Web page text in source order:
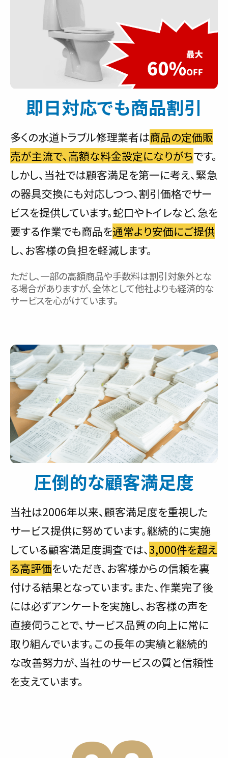
即日対応でも商品割引
多くの水道トラブル修理業者は商品の定価販
売が主流で、高額な料金設定になりがちです。
しかし、当社では顧客満足を第一に考え、緊急
の器具交換にも対応しつつ、割引価格でサー
ビスを提供しています。蛇口やトイレなど、急を
要する作業でも商品を通常より安価にご提供
し、お客様の負担を軽減します。
ただし、一部の高額商品や手数料は割引対象外とな
る場合がありますが、全体として他社よりも経済的な
サービスを心がけています。
圧倒的な顧客満足度
当社は2006年以来、顧客満足度を重視した
サービス提供に努めています。継続的に実施
している顧客満足度調査では、 3,000件を超え
る高評価をいただき、お客様からの信頼を裏
付ける結果となっています。また、作業完了後
には必ずアンケートを実施し、お客様の声を
直接伺うことで、サービス品質の向上に常に
取り組んでいます。この長年の実績と継続的
な改善努力が、当社のサービスの質と信頼性
を支えています。